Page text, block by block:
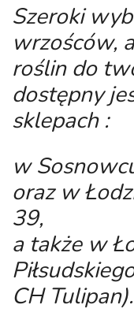
Szeroki
wrzośców,
roślin do
dostępny
sklepach :
w
oraz w
39,
a także w
CH Tulipan).